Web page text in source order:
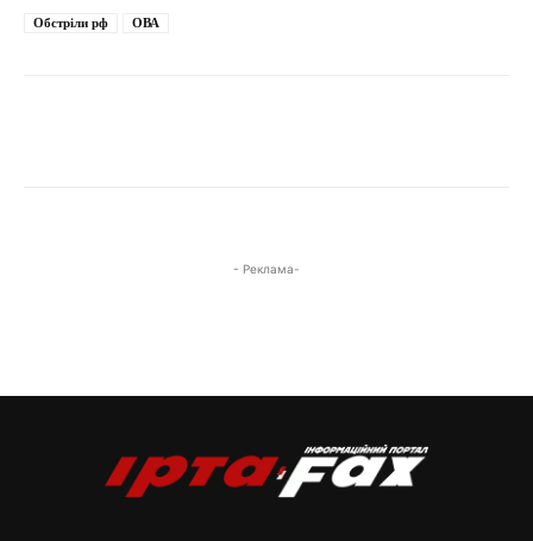
Обстріли рф ОВА
- Реклама-